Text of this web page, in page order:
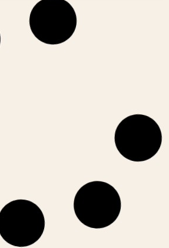
ירקות טריים- מתי מתחילים
בשלבים הראשונים של האכילה תינוקות
וירקות לאחר בישול או אידוי, כך שתכולת